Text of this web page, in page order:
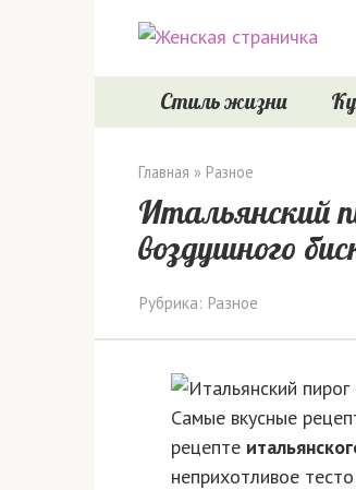
Стиль жизни
Главная » Разное
Итальянский
воздушного
Рубрика: Разное
Самые вкусные
рецепте
неприхотливое